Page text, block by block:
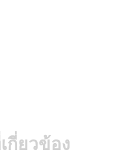
กี่ยวข้อง